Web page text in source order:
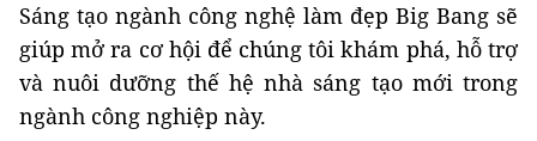
Sáng tạo ngành công nghệ làm đẹp Big Bang sẽ
giúp mở ra cơ hội để chúng tôi khám phá, hỗ trợ
và nuôi dưỡng thế hệ nhà sáng tạo mới trong
ngành công nghiệp này.